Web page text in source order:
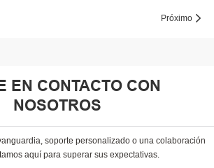
Próximo
EN CONTACTO CON
NOSOTROS
soporte personalizado o una colaboración
aquí para superar sus expectativas.